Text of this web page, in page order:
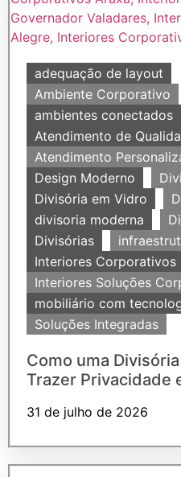
adequação de layout
Ambiente Corporativo
ambientes conectados
Atendimento de
Atendimento
Design Moderno
Divisória em Vidro
divisoria moderna
Divisórias
Interiores Corporativos
Interiores Soluções
mobiliário com
Soluções Integradas
Como uma
Trazer Privacidade
31 de julho de 2026